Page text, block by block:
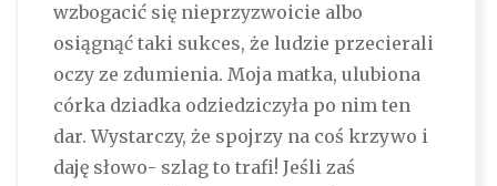
wzbogacić się nieprzyzwoicie albo
osiągnąć taki sukces, że ludzie przecierali
oczy ze zdumienia. Moja matka, ulubiona
córka dziadka odziedziczyła po nim ten
dar. Wystarczy, że spojrzy na coś krzywo i
daję słowo- szlag to trafi! Jeśli zaś